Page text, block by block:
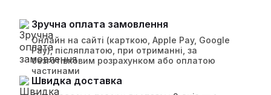
Зручна оплата замовлення
Онлайн на сайті (карткою, Apple Pay, Google
Pay), післяплатою, при отриманні, за
безготівковим розрахунком або оплатою
частинами
Швидка доставка